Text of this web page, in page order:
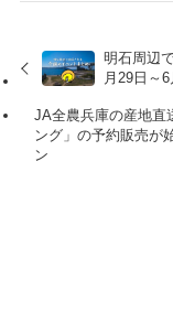
明石周辺
月29日～6
JA全農兵庫の産地直
ング」の予約販売が
ン